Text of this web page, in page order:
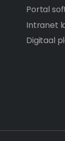
Portal
Intranet
Digitaal